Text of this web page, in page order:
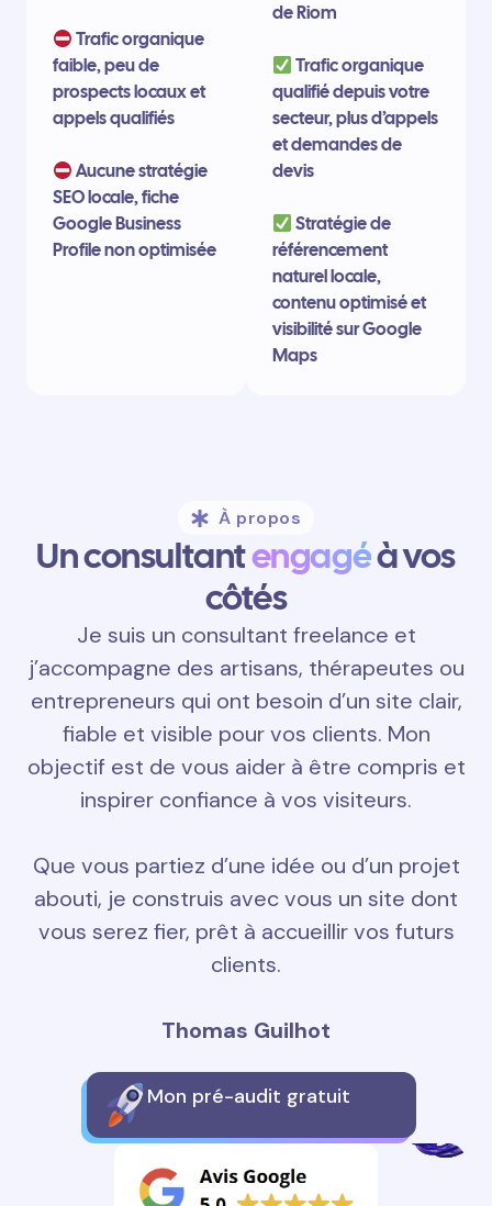
Trafic organique
faible, peu de
prospects locaux et
appels qualifiés
Aucune stratégie
SEO locale, fiche
Google Business
Profile non optimisée
de Riom
Trafic organique
qualifié depuis votre
secteur, plus d’appels
et demandes de
devis
Stratégie de
référencement
naturel locale,
contenu optimisé et
visibilité sur Google
Maps
À propos
Un consultantengagéà vos
côtés
Je suis un consultant freelance et
j’accompagne des artisans, thérapeutes ou
entrepreneurs qui ont besoin d’un site clair,
fiable et visible pour vos clients. Mon
objectif est de vous aider à être compris et
inspirer confiance à vos visiteurs.
Que vous partiez d’une idée ou d’un projet
abouti, je construis avec vous un site dont
vous serez fier, prêt à accueillir vos futurs
clients.
Thomas Guilhot
Mon pré-audit gratuit